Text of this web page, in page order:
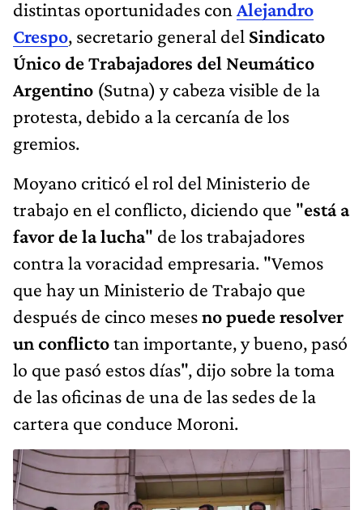
distintas oportunidades con Alejandro
Crespo, secretario general del Sindicato
Único de Trabajadores del Neumático
Argentino (Sutna) y cabeza visible de la
protesta, debido a la cercanía de los
gremios.
Moyano criticó el rol del Ministerio de
trabajo en el conflicto, diciendo que "está a
favor de la lucha" de los trabajadores
contra la voracidad empresaria. "Vemos
que hay un Ministerio de Trabajo que
después de cinco mesesno puede resolver
un conflictotan importante, y bueno, pasó
lo que pasó estos días", dijo sobre la toma
de las oficinas de una de las sedes de la
cartera que conduce Moroni.